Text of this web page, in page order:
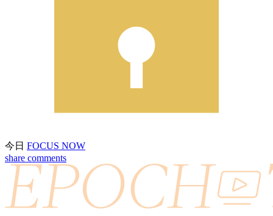
今日 FOCUS NOW
share comments